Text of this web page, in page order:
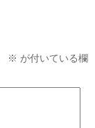
※ が付いている欄